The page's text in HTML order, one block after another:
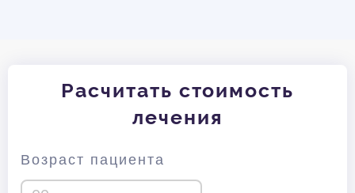
Расчитать стоимость
лечения
Возраст пациента